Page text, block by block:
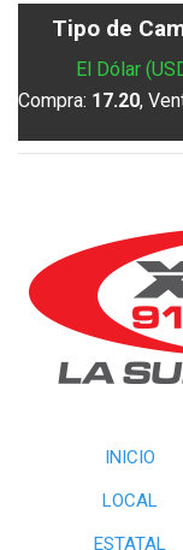
Tipo de
El Dólar
Compra: 17.20,
INICIO
LOCAL
ESTATAL